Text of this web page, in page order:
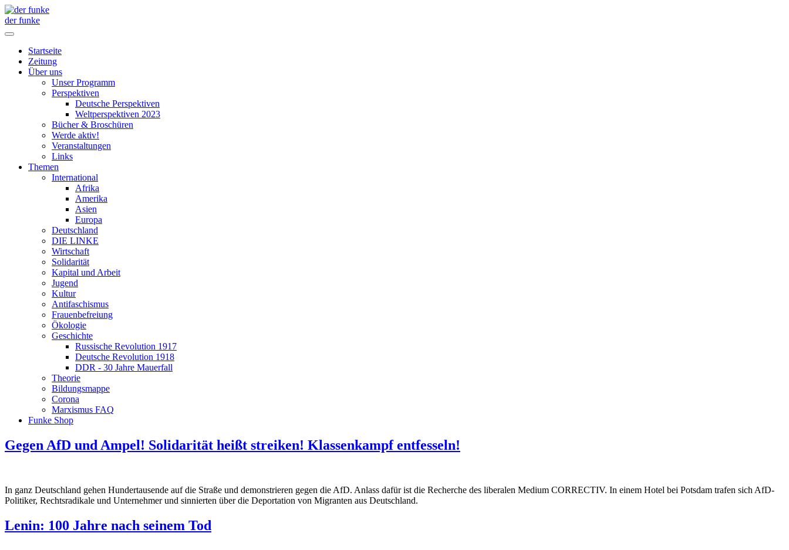
der funke
Startseite
Zeitung
Über uns
Unser Programm
Perspektiven
Deutsche Perspektiven
Weltperspektiven 2023
Bücher & Broschüren
Werde aktiv!
Veranstaltungen
Links
Themen
International
Afrika
Amerika
Asien
Europa
Deutschland
DIE LINKE
Wirtschaft
Solidarität
Kapital und Arbeit
Jugend
Kultur
Antifaschismus
Frauenbefreiung
Ökologie
Geschichte
Russische Revolution 1917
Deutsche Revolution 1918
DDR - 30 Jahre Mauerfall
Theorie
Bildungsmappe
Corona
Marxismus FAQ
Funke Shop
Gegen AfD und Ampel! Solidarität heißt streiken! Klassenkampf entfesseln!
In ganz Deutschland gehen Hundertausende auf die Straße und demonstrieren gegen die AfD. Anlass dafür ist die Recherche des liberalen Medium CORRECTIV. In einem Hotel bei Potsdam trafen sich AfD-
Politiker, Rechtsradikale und Unternehmer und sinnierten über die Deportation von Migranten aus Deutschland.
Lenin: 100 Jahre nach seinem Tod